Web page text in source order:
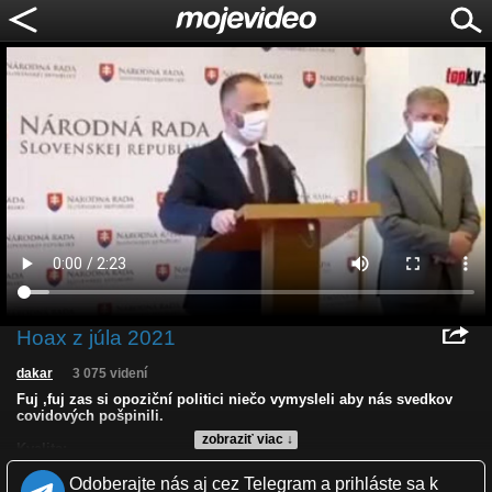
Hoax z júla 2021
zobraziť viac ↓
dakar 3 075 videní
Fuj ,fuj zas si opoziční politici niečo vymysleli aby nás svedkov
covidových pošpinili.
Zverejnené: 22.11.2021 12:14
Krajina: Slovensko 🇸🇰
Odoberajte nás aj cez Telegram a prihláste sa k